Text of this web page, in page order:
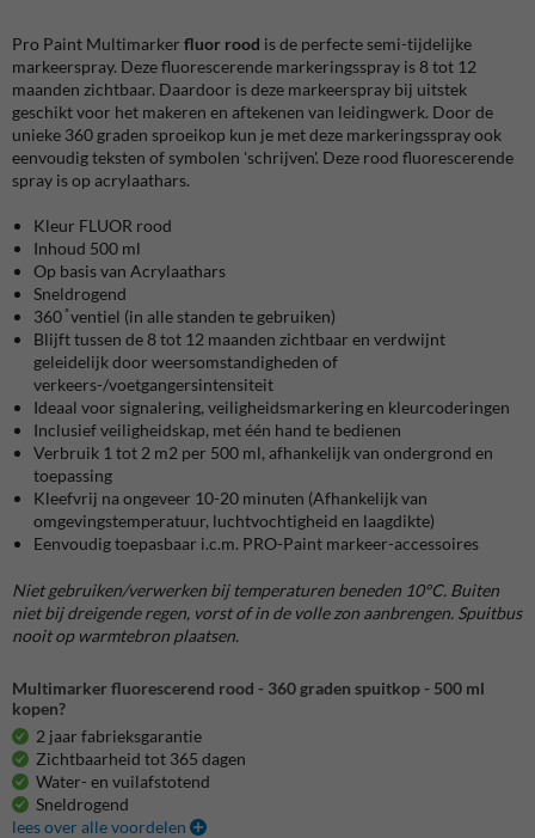
Pro Paint Multimarker fluor rood is de perfecte semi-tijdelijke
markeerspray. Deze fluorescerende markeringsspray is 8 tot 12
maanden zichtbaar. Daardoor is deze markeerspray bij uitstek
geschikt voor het makeren en aftekenen van leidingwerk. Door de
unieke 360 graden sproeikop kun je met deze markeringsspray ook
eenvoudig teksten of symbolen 'schrijven'. Deze rood fluorescerende
spray is op acrylaathars.
Kleur FLUOR rood
Inhoud 500 ml
Op basis van Acrylaathars
Sneldrogend
360 ̊ ventiel (in alle standen te gebruiken)
Blijft tussen de 8 tot 12 maanden zichtbaar en verdwijnt
geleidelijk door weersomstandigheden of
verkeers-/voetgangersintensiteit
Ideaal voor signalering, veiligheidsmarkering en kleurcoderingen
Inclusief veiligheidskap, met één hand te bedienen
Verbruik 1 tot 2 m2 per 500 ml, afhankelijk van ondergrond en
toepassing
Kleefvrij na ongeveer 10-20 minuten (Afhankelijk van
omgevingstemperatuur, luchtvochtigheid en laagdikte)
Eenvoudig toepasbaar i.c.m. PRO-Paint markeer-accessoires
Niet gebruiken/verwerken bij temperaturen beneden 10°C. Buiten
niet bij dreigende regen, vorst of in de volle zon aanbrengen. Spuitbus
nooit op warmtebron plaatsen.
Multimarker fluorescerend rood - 360 graden spuitkop - 500 ml
kopen?
2 jaar fabrieksgarantie
Zichtbaarheid tot 365 dagen
Water- en vuilafstotend
Sneldrogend
lees over alle voordelen